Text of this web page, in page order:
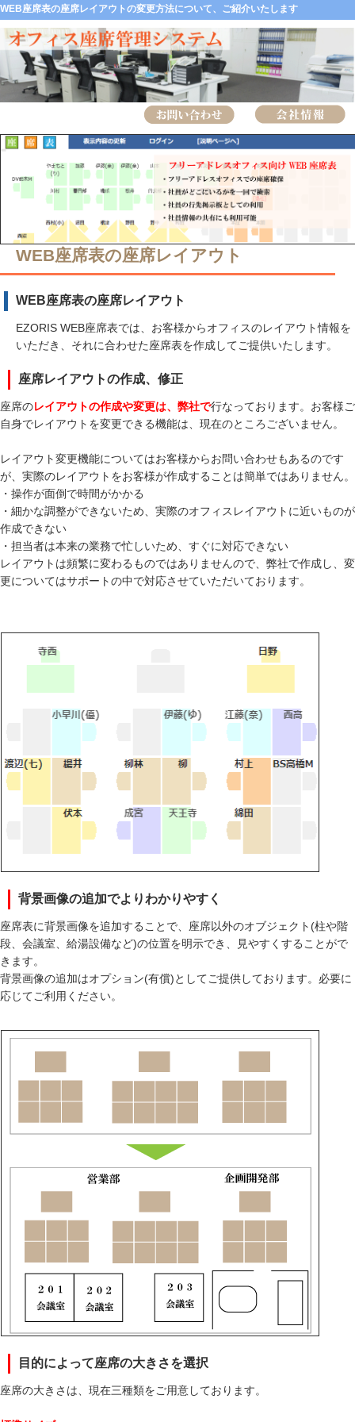
WEB座席表の座席レイアウトの変更方法について、ご紹介いたします
WEB座席表の座席レイアウト
WEB座席表の座席レイアウト
EZORIS WEB座席表では、お客様からオフィスのレイアウト情報を
いただき、それに合わせた座席表を作成してご提供いたします。
座席レイアウトの作成、修正
座席のレイアウトの作成や変更は、弊社で行なっております。お客様ご
自身でレイアウトを変更できる機能は、現在のところございません。
レイアウト変更機能についてはお客様からお問い合わせもあるのです
が、実際のレイアウトをお客様が作成することは簡単ではありません。
・操作が面倒で時間がかかる
・細かな調整ができないため、実際のオフィスレイアウトに近いものが
作成できない
・担当者は本来の業務で忙しいため、すぐに対応できない
レイアウトは頻繁に変わるものではありませんので、弊社で作成し、変
更についてはサポートの中で対応させていただいております。
背景画像の追加でよりわかりやすく
座席表に背景画像を追加することで、座席以外のオブジェクト(柱や階
段、会議室、給湯設備など)の位置を明示でき、見やすくすることがで
きます。
背景画像の追加はオプション(有償)としてご提供しております。必要に
応じてご利用ください。
目的によって座席の大きさを選択
座席の大きさは、現在三種類をご用意しております。